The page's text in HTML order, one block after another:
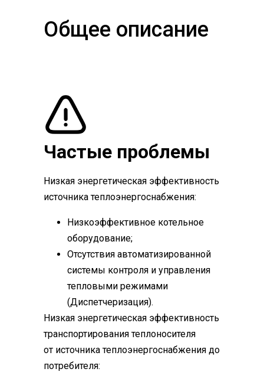
Общее описание
Частые проблемы
Низкая энергетическая эффективность
источника теплоэнергоснабжения:
Низкоэффективное котельное
оборудование;
Отсутствия автоматизированной
системы контроля и управления
тепловыми режимами
(Диспетчеризация).
Низкая энергетическая эффективность
транспортирования теплоносителя
от источника теплоэнергоснабжения до
потребителя: